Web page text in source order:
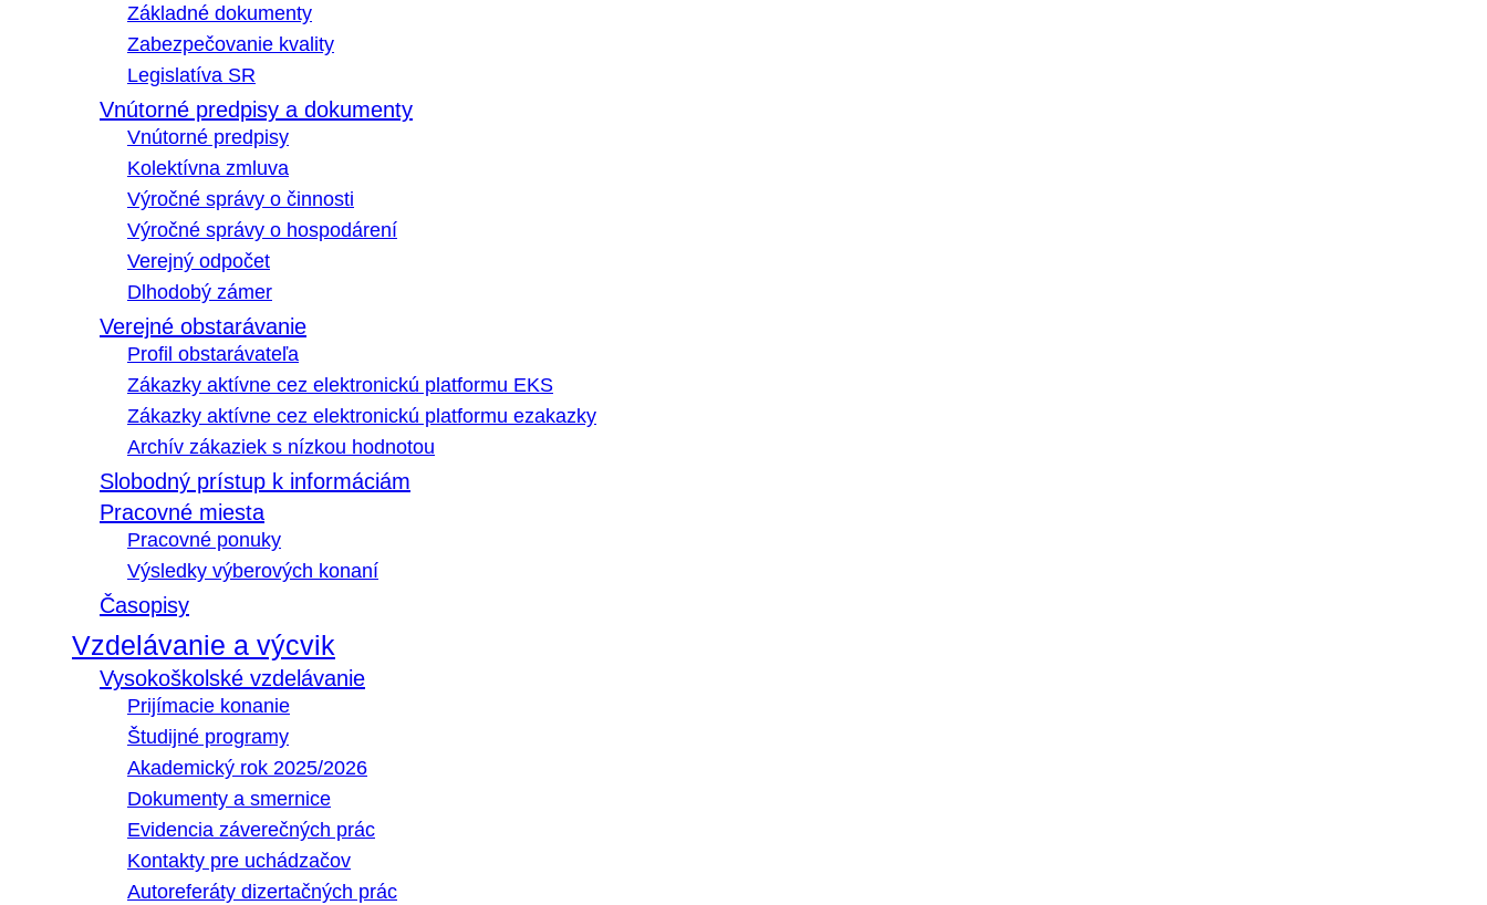
Základné dokumenty
Zabezpečovanie kvality
Legislatíva SR
Vnútorné predpisy a dokumenty
Vnútorné predpisy
Kolektívna zmluva
Výročné správy o činnosti
Výročné správy o hospodárení
Verejný odpočet
Dlhodobý zámer
Verejné obstarávanie
Profil obstarávateľa
Zákazky aktívne cez elektronickú platformu EKS
Zákazky aktívne cez elektronickú platformu ezakazky
Archív zákaziek s nízkou hodnotou
Slobodný prístup k informáciám
Pracovné miesta
Pracovné ponuky
Výsledky výberových konaní
Časopisy
Vzdelávanie a výcvik
Vysokoškolské vzdelávanie
Prijímacie konanie
Študijné programy
Akademický rok 2025/2026
Dokumenty a smernice
Evidencia záverečných prác
Kontakty pre uchádzačov
Autoreferáty dizertačných prác